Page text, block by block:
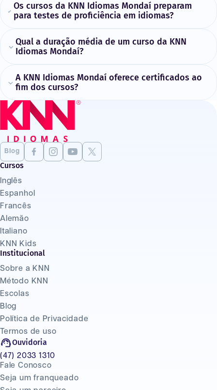
Os cursos da KNN Idiomas Mondaí preparam
para testes de proficiência em idiomas?
Qual a duração média de um curso da KNN
Idiomas Mondaí?
A KNN Idiomas Mondaí oferece certificados ao
fim dos cursos?
Blog
Cursos
Inglês
Espanhol
Francês
Alemão
Italiano
KNN Kids
Institucional
Sobre a KNN
Método KNN
Escolas
Blog
Política de Privacidade
Termos de uso
Ouvidoria
(47) 2033 1310
Fale Conosco
Seja um franqueado